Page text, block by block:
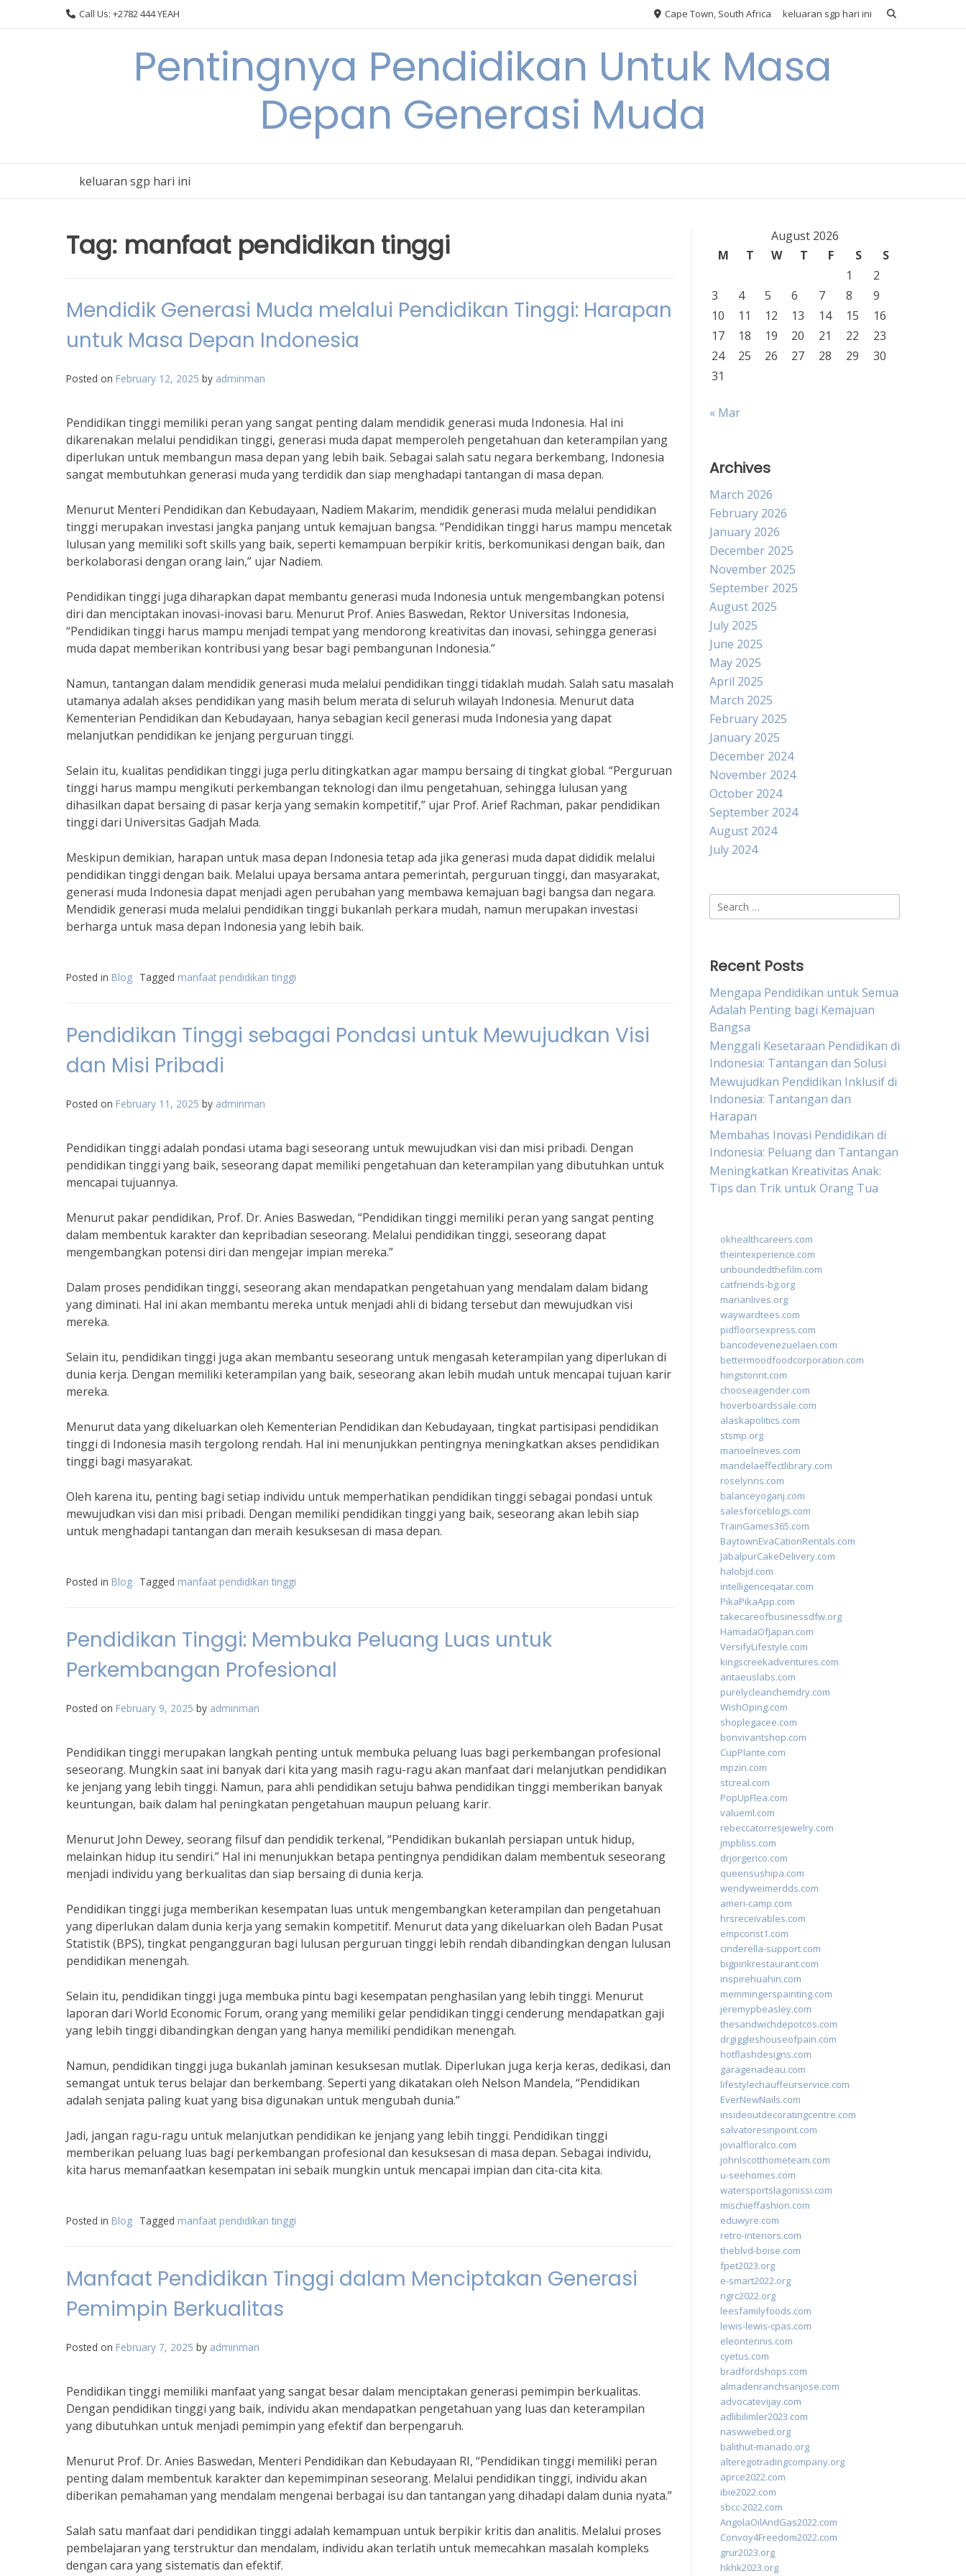
Call Us: +2782 444 YEAH Cape Town, South Africa keluaran sgp hari ini
Pentingnya Pendidikan Untuk Masa
Depan Generasi Muda
keluaran sgp hari ini
Tag: manfaat pendidikan tinggi
Mendidik Generasi Muda melalui Pendidikan Tinggi: Harapan
untuk Masa Depan Indonesia
Posted on February 12, 2025 by adminman
Pendidikan tinggi memiliki peran yang sangat penting dalam mendidik generasi muda Indonesia. Hal ini
dikarenakan melalui pendidikan tinggi, generasi muda dapat memperoleh pengetahuan dan keterampilan yang
diperlukan untuk membangun masa depan yang lebih baik. Sebagai salah satu negara berkembang, Indonesia
sangat membutuhkan generasi muda yang terdidik dan siap menghadapi tantangan di masa depan.
Menurut Menteri Pendidikan dan Kebudayaan, Nadiem Makarim, mendidik generasi muda melalui pendidikan
tinggi merupakan investasi jangka panjang untuk kemajuan bangsa. “Pendidikan tinggi harus mampu mencetak
lulusan yang memiliki soft skills yang baik, seperti kemampuan berpikir kritis, berkomunikasi dengan baik, dan
berkolaborasi dengan orang lain,” ujar Nadiem.
Pendidikan tinggi juga diharapkan dapat membantu generasi muda Indonesia untuk mengembangkan potensi
diri dan menciptakan inovasi-inovasi baru. Menurut Prof. Anies Baswedan, Rektor Universitas Indonesia,
“Pendidikan tinggi harus mampu menjadi tempat yang mendorong kreativitas dan inovasi, sehingga generasi
muda dapat memberikan kontribusi yang besar bagi pembangunan Indonesia.”
Namun, tantangan dalam mendidik generasi muda melalui pendidikan tinggi tidaklah mudah. Salah satu masalah
utamanya adalah akses pendidikan yang masih belum merata di seluruh wilayah Indonesia. Menurut data
Kementerian Pendidikan dan Kebudayaan, hanya sebagian kecil generasi muda Indonesia yang dapat
melanjutkan pendidikan ke jenjang perguruan tinggi.
Selain itu, kualitas pendidikan tinggi juga perlu ditingkatkan agar mampu bersaing di tingkat global. “Perguruan
tinggi harus mampu mengikuti perkembangan teknologi dan ilmu pengetahuan, sehingga lulusan yang
dihasilkan dapat bersaing di pasar kerja yang semakin kompetitif,” ujar Prof. Arief Rachman, pakar pendidikan
tinggi dari Universitas Gadjah Mada.
Meskipun demikian, harapan untuk masa depan Indonesia tetap ada jika generasi muda dapat dididik melalui
pendidikan tinggi dengan baik. Melalui upaya bersama antara pemerintah, perguruan tinggi, dan masyarakat,
generasi muda Indonesia dapat menjadi agen perubahan yang membawa kemajuan bagi bangsa dan negara.
Mendidik generasi muda melalui pendidikan tinggi bukanlah perkara mudah, namun merupakan investasi
berharga untuk masa depan Indonesia yang lebih baik.
Posted in Blog Tagged manfaat pendidikan tinggi
Pendidikan Tinggi sebagai Pondasi untuk Mewujudkan Visi
dan Misi Pribadi
Posted on February 11, 2025 by adminman
Pendidikan tinggi adalah pondasi utama bagi seseorang untuk mewujudkan visi dan misi pribadi. Dengan
pendidikan tinggi yang baik, seseorang dapat memiliki pengetahuan dan keterampilan yang dibutuhkan untuk
mencapai tujuannya.
Menurut pakar pendidikan, Prof. Dr. Anies Baswedan, “Pendidikan tinggi memiliki peran yang sangat penting
dalam membentuk karakter dan kepribadian seseorang. Melalui pendidikan tinggi, seseorang dapat
mengembangkan potensi diri dan mengejar impian mereka.”
Dalam proses pendidikan tinggi, seseorang akan mendapatkan pengetahuan yang mendalam dalam bidang
yang diminati. Hal ini akan membantu mereka untuk menjadi ahli di bidang tersebut dan mewujudkan visi
mereka.
Selain itu, pendidikan tinggi juga akan membantu seseorang untuk mengasah keterampilan yang diperlukan di
dunia kerja. Dengan memiliki keterampilan yang baik, seseorang akan lebih mudah untuk mencapai tujuan karir
mereka.
Menurut data yang dikeluarkan oleh Kementerian Pendidikan dan Kebudayaan, tingkat partisipasi pendidikan
tinggi di Indonesia masih tergolong rendah. Hal ini menunjukkan pentingnya meningkatkan akses pendidikan
tinggi bagi masyarakat.
Oleh karena itu, penting bagi setiap individu untuk memperhatikan pendidikan tinggi sebagai pondasi untuk
mewujudkan visi dan misi pribadi. Dengan memiliki pendidikan tinggi yang baik, seseorang akan lebih siap
untuk menghadapi tantangan dan meraih kesuksesan di masa depan.
Posted in Blog Tagged manfaat pendidikan tinggi
Pendidikan Tinggi: Membuka Peluang Luas untuk
Perkembangan Profesional
Posted on February 9, 2025 by adminman
Pendidikan tinggi merupakan langkah penting untuk membuka peluang luas bagi perkembangan profesional
seseorang. Mungkin saat ini banyak dari kita yang masih ragu-ragu akan manfaat dari melanjutkan pendidikan
ke jenjang yang lebih tinggi. Namun, para ahli pendidikan setuju bahwa pendidikan tinggi memberikan banyak
keuntungan, baik dalam hal peningkatan pengetahuan maupun peluang karir.
Menurut John Dewey, seorang filsuf dan pendidik terkenal, “Pendidikan bukanlah persiapan untuk hidup,
melainkan hidup itu sendiri.” Hal ini menunjukkan betapa pentingnya pendidikan dalam membentuk seseorang
menjadi individu yang berkualitas dan siap bersaing di dunia kerja.
Pendidikan tinggi juga memberikan kesempatan luas untuk mengembangkan keterampilan dan pengetahuan
yang diperlukan dalam dunia kerja yang semakin kompetitif. Menurut data yang dikeluarkan oleh Badan Pusat
Statistik (BPS), tingkat pengangguran bagi lulusan perguruan tinggi lebih rendah dibandingkan dengan lulusan
pendidikan menengah.
Selain itu, pendidikan tinggi juga membuka pintu bagi kesempatan penghasilan yang lebih tinggi. Menurut
laporan dari World Economic Forum, orang yang memiliki gelar pendidikan tinggi cenderung mendapatkan gaji
yang lebih tinggi dibandingkan dengan yang hanya memiliki pendidikan menengah.
Namun, pendidikan tinggi juga bukanlah jaminan kesuksesan mutlak. Diperlukan juga kerja keras, dedikasi, dan
semangat untuk terus belajar dan berkembang. Seperti yang dikatakan oleh Nelson Mandela, “Pendidikan
adalah senjata paling kuat yang bisa digunakan untuk mengubah dunia.”
Jadi, jangan ragu-ragu untuk melanjutkan pendidikan ke jenjang yang lebih tinggi. Pendidikan tinggi
memberikan peluang luas bagi perkembangan profesional dan kesuksesan di masa depan. Sebagai individu,
kita harus memanfaatkan kesempatan ini sebaik mungkin untuk mencapai impian dan cita-cita kita.
Posted in Blog Tagged manfaat pendidikan tinggi
Manfaat Pendidikan Tinggi dalam Menciptakan Generasi
Pemimpin Berkualitas
Posted on February 7, 2025 by adminman
Pendidikan tinggi memiliki manfaat yang sangat besar dalam menciptakan generasi pemimpin berkualitas.
Dengan pendidikan tinggi yang baik, individu akan mendapatkan pengetahuan yang luas dan keterampilan
yang dibutuhkan untuk menjadi pemimpin yang efektif dan berpengaruh.
Menurut Prof. Dr. Anies Baswedan, Menteri Pendidikan dan Kebudayaan RI, “Pendidikan tinggi memiliki peran
penting dalam membentuk karakter dan kepemimpinan seseorang. Melalui pendidikan tinggi, individu akan
diberikan pemahaman yang mendalam mengenai berbagai isu dan tantangan yang dihadapi dalam dunia nyata.”
Salah satu manfaat dari pendidikan tinggi adalah kemampuan untuk berpikir kritis dan analitis. Melalui proses
pembelajaran yang terstruktur dan mendalam, individu akan terlatih untuk memecahkan masalah kompleks
dengan cara yang sistematis dan efektif.
August 2026
M
T W T F S
S
1
2
3
4 5 6 7 8
9
10
11 12 13 14 15
16
17
18 19 20 21 22
23
24
25 26 27 28 29
30
31
« Mar
Archives
March 2026
February 2026
January 2026
December 2025
November 2025
September 2025
August 2025
July 2025
June 2025
May 2025
April 2025
March 2025
February 2025
January 2025
December 2024
November 2024
October 2024
September 2024
August 2024
July 2024
Search
for:
Recent Posts
Mengapa Pendidikan untuk Semua
Adalah Penting bagi Kemajuan
Bangsa
Menggali Kesetaraan Pendidikan di
Indonesia: Tantangan dan Solusi
Mewujudkan Pendidikan Inklusif di
Indonesia: Tantangan dan
Harapan
Membahas Inovasi Pendidikan di
Indonesia: Peluang dan Tantangan
Meningkatkan Kreativitas Anak:
Tips dan Trik untuk Orang Tua
okhealthcareers.com
theintexperience.com
unboundedthefilm.com
catfriends-bg.org
marianlives.org
waywardtees.com
pidfloorsexpress.com
bancodevenezuelaen.com
bettermoodfoodcorporation.com
hingstonnt.com
chooseagender.com
hoverboardssale.com
alaskapolitics.com
stsmp.org
manoelneves.com
mandelaeffectlibrary.com
roselynns.com
balanceyoganj.com
salesforceblogs.com
TrainGames365.com
BaytownEvaCationRentals.com
JabalpurCakeDelivery.com
halobjd.com
intelligenceqatar.com
PikaPikaApp.com
takecareofbusinessdfw.org
HamadaOfJapan.com
VersifyLifestyle.com
kingscreekadventures.com
antaeuslabs.com
purelycleanchemdry.com
WishOping.com
shoplegacee.com
bonvivantshop.com
CupPlante.com
mpzin.com
stcreal.com
PopUpFlea.com
valueml.com
rebeccatorresjewelry.com
jmpbliss.com
drjorgerico.com
queensushipa.com
wendyweimerdds.com
ameri-camp.com
hrsreceivables.com
empconst1.com
cinderella-support.com
bigpinkrestaurant.com
inspirehuahin.com
memmingerspainting.com
jeremypbeasley.com
thesandwichdepotcos.com
drgiggleshouseofpain.com
hotflashdesigns.com
garagenadeau.com
lifestylechauffeurservice.com
EverNewNails.com
insideoutdecoratingcentre.com
salvatoresinpoint.com
jovialfloralco.com
johnlscotthometeam.com
u-seehomes.com
watersportslagonissi.com
mischieffashion.com
eduwyre.com
retro-interiors.com
theblvd-boise.com
fpet2023.org
e-smart2022.org
ngrc2022.org
leesfamilyfoods.com
lewis-lewis-cpas.com
eleontennis.com
cyetus.com
bradfordshops.com
almadenranchsanjose.com
advocatevijay.com
adlibilimler2023.com
naswwebed.org
balithut-manado.org
alteregotradingcompany.org
aprce2022.com
ibie2022.com
sbcc-2022.com
AngolaOilAndGas2022.com
Convoy4Freedom2022.com
grur2023.org
hkhk2023.org